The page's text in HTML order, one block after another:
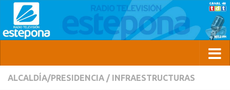
ALCALDÍA/PRESIDENCIA / INFRAESTRUCTURAS